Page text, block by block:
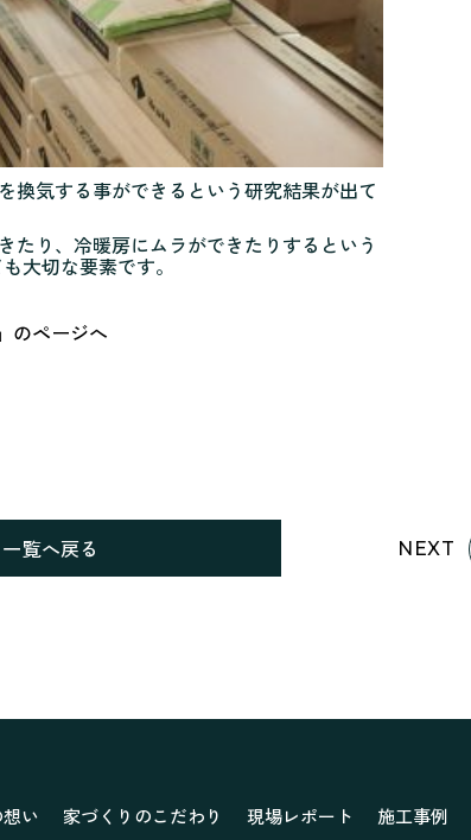
換気する事ができるという研究結果が出て
たり、冷暖房にムラができたりするという
大切な要素です。
のページへ
NEXT
一覧へ戻る
い 家づくりのこだわり 現場レポート 施工事例